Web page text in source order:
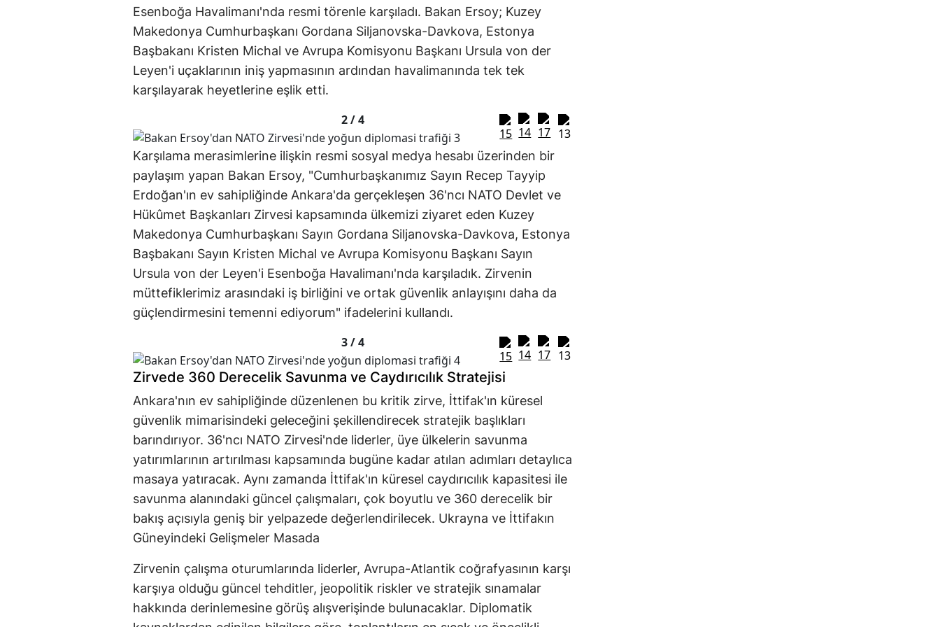
Esenboğa Havalimanı'nda resmi törenle karşıladı. Bakan Ersoy; Kuzey
Makedonya Cumhurbaşkanı Gordana Siljanovska-Davkova, Estonya
Başbakanı Kristen Michal ve Avrupa Komisyonu Başkanı Ursula von der
Leyen'i uçaklarının iniş yapmasının ardından havalimanında tek tek
karşılayarak heyetlerine eşlik etti.
2 /4
Karşılama merasimlerine ilişkin resmi sosyal medya hesabı üzerinden bir
paylaşım yapan Bakan Ersoy, "Cumhurbaşkanımız Sayın Recep Tayyip
Erdoğan'ın ev sahipliğinde Ankara'da gerçekleşen 36'ncı NATO Devlet ve
Hükûmet Başkanları Zirvesi kapsamında ülkemizi ziyaret eden Kuzey
Makedonya Cumhurbaşkanı Sayın Gordana Siljanovska-Davkova, Estonya
Başbakanı Sayın Kristen Michal ve Avrupa Komisyonu Başkanı Sayın
Ursula von der Leyen'i Esenboğa Havalimanı'nda karşıladık. Zirvenin
müttefiklerimiz arasındaki iş birliğini ve ortak güvenlik anlayışını daha da
güçlendirmesini temenni ediyorum" ifadelerini kullandı.
3 /4
Zirvede 360 Derecelik Savunma ve Caydırıcılık Stratejisi
Ankara'nın ev sahipliğinde düzenlenen bu kritik zirve, İttifak'ın küresel
güvenlik mimarisindeki geleceğini şekillendirecek stratejik başlıkları
barındırıyor. 36'ncı NATO Zirvesi'nde liderler, üye ülkelerin savunma
yatırımlarının artırılması kapsamında bugüne kadar atılan adımları detaylıca
masaya yatıracak. Aynı zamanda İttifak'ın küresel caydırıcılık kapasitesi ile
savunma alanındaki güncel çalışmaları, çok boyutlu ve 360 derecelik bir
bakış açısıyla geniş bir yelpazede değerlendirilecek. Ukrayna ve İttifakın
Güneyindeki Gelişmeler Masada
Zirvenin çalışma oturumlarında liderler, Avrupa-Atlantik coğrafyasının karşı
karşıya olduğu güncel tehditler, jeopolitik riskler ve stratejik sınamalar
hakkında derinlemesine görüş alışverişinde bulunacaklar. Diplomatik